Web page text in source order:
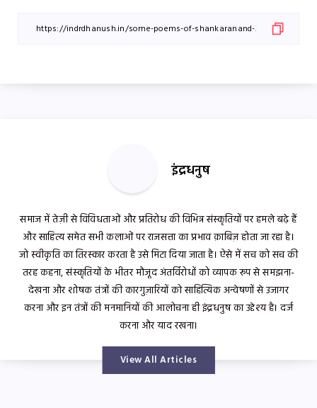
इंद्रधनुष
समाज में तेज़ी से विविधताओं और प्रतिरोध की विभिन्न संस्कृतियों पर हमले बढ़े हैं
और साहित्य समेत सभी कलाओं पर राजसत्ता का प्रभाव क़ाबिज़ होता जा रहा है।
जो स्वीकृति का तिरस्कार करता है उसे मिटा दिया जाता है। ऐसे में सच को सच की
तरह कहना, संस्कृतियों के भीतर मौजूद अंतर्विरोधों को व्यापक रूप से समझना-
देखना और शोषक तंत्रों की कारगुज़ारियों को साहित्यिक अन्वेषणों से उजागर
करना और इन तंत्रों की मनमानियों की आलोचना ही इंद्रधनुष का उद्देश्य है। दर्ज
करना और याद रखना।
View All Articles